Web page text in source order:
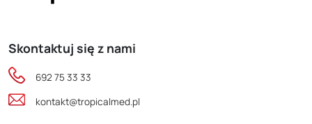
Skontaktuj się z nami
692 75 33 33
kontakt@tropicalmed.pl